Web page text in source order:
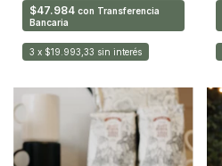
$47.984 con Transferencia
Bancaria
3 x $19.993,33 sin interés